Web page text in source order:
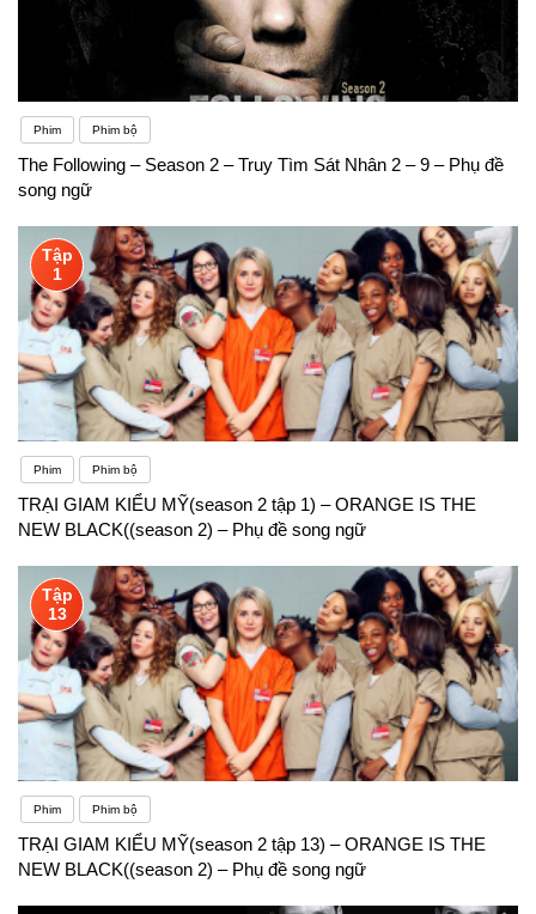
Phim Phim bộ
The Following – Season 2 – Truy Tìm Sát Nhân 2 – 9 – Phụ đề
song ngữ
Tập
1
Phim Phim bộ
TRẠI GIAM KIỂU MỸ(season 2 tập 1) – ORANGE IS THE
NEW BLACK((season 2) – Phụ đề song ngữ
Tập
13
Phim Phim bộ
TRẠI GIAM KIỂU MỸ(season 2 tập 13) – ORANGE IS THE
NEW BLACK((season 2) – Phụ đề song ngữ